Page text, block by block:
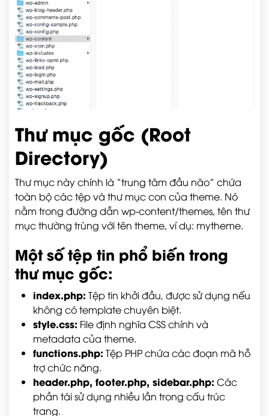
Thư mục gốc (Root
Directory)
Thư mục này chính là “trung tâm đầu não” chứa
toàn bộ các tệp và thư mục con của theme. Nó
nằm trong đường dẫn wp-content/themes, tên thư
mục thường trùng với tên theme, ví dụ: mytheme.
Một số tệp tin phổ biến trong
thư mục gốc:
index.php: Tệp tin khởi đầu, được sử dụng nếu
không có template chuyên biệt.
style.css: File định nghĩa CSS chính và
metadata của theme.
functions.php: Tệp PHP chứa các đoạn mã hỗ
trợ chức năng.
header.php, footer.php, sidebar.php: Các
phần tái sử dụng nhiều lần trong cấu trúc
trang.